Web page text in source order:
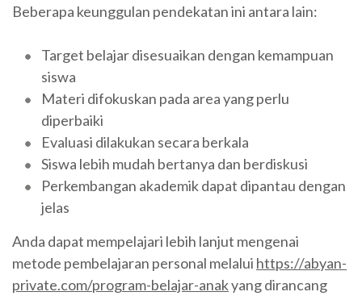
Beberapa keunggulan pendekatan ini antara lain:
Target belajar disesuaikan dengan kemampuan
siswa
Materi difokuskan pada area yang perlu
diperbaiki
Evaluasi dilakukan secara berkala
Siswa lebih mudah bertanya dan berdiskusi
Perkembangan akademik dapat dipantau dengan
jelas
Anda dapat mempelajari lebih lanjut mengenai
metode pembelajaran personal melalui https://abyan-
private.com/program-belajar-anakyang dirancang